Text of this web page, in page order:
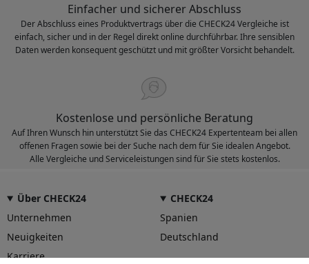
Einfacher und sicherer Abschluss
Der Abschluss eines Produktvertrags über die CHECK24 Vergleiche ist
einfach, sicher und in der Regel direkt online durchführbar. Ihre sensiblen
Daten werden konsequent geschützt und mit größter Vorsicht behandelt.
Kostenlose und persönliche Beratung
Auf Ihren Wunsch hin unterstützt Sie das CHECK24 Expertenteam bei allen
offenen Fragen sowie bei der Suche nach dem für Sie idealen Angebot.
Alle Vergleiche und Serviceleistungen sind für Sie stets kostenlos.
Über CHECK24
Unternehmen
Neuigkeiten
Karriere
CHECK24
Spanien
Deutschland